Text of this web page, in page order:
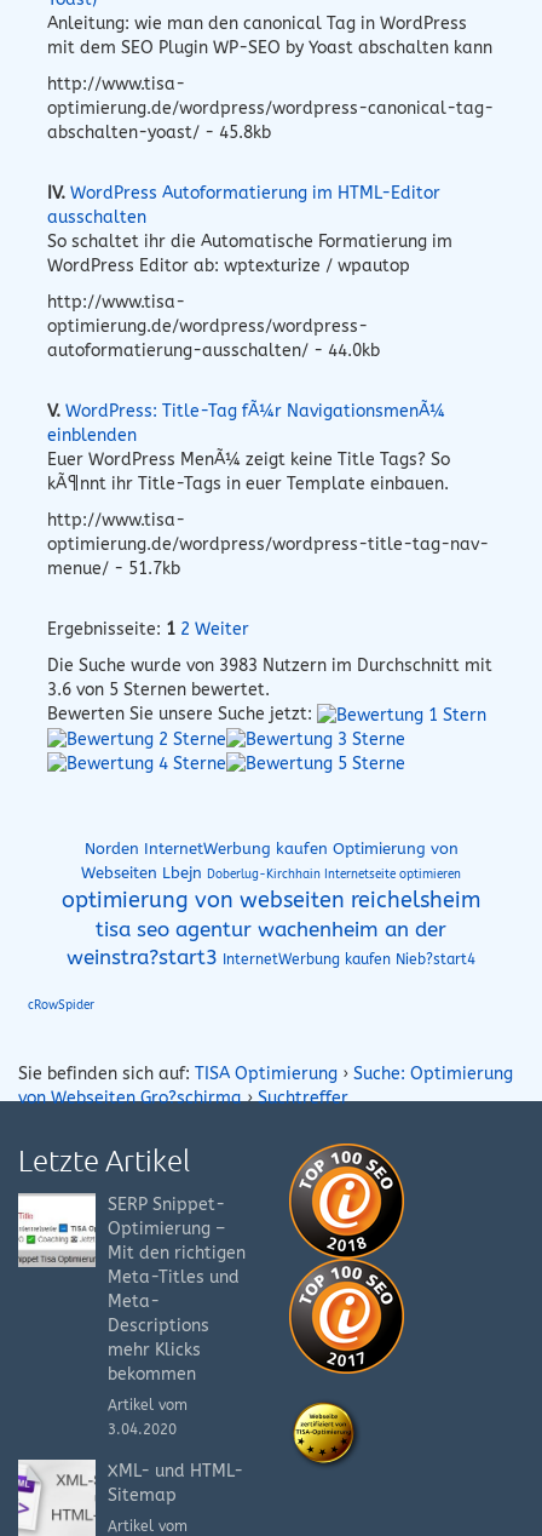
Anleitung: wie man den canonical Tag in WordPress
mit dem SEO Plugin WP-SEO by Yoast abschalten kann
http://www.tisa-
optimierung.de/wordpress/wordpress-canonical-tag-
abschalten-yoast/ - 45.8kb
IV. WordPress Autoformatierung im HTML-Editor
ausschalten
So schaltet ihr die Automatische Formatierung im
WordPress Editor ab: wptexturize / wpautop
http://www.tisa-
optimierung.de/wordpress/wordpress-
autoformatierung-ausschalten/ - 44.0kb
V. WordPress: Title-Tag fÃ¼r NavigationsmenÃ¼
einblenden
Euer WordPress MenÃ¼ zeigt keine Title Tags? So
kÃ¶nnt ihr Title-Tags in euer Template einbauen.
http://www.tisa-
optimierung.de/wordpress/wordpress-title-tag-nav-
menue/ - 51.7kb
Ergebnisseite: 1 2 Weiter
Die Suche wurde von 3983 Nutzern im Durchschnitt mit
3.6 von 5 Sternen bewertet.
Bewerten Sie unsere Suche jetzt:
Norden InternetWerbung kaufen Optimierung von
Webseiten Lbejn Doberlug-Kirchhain Internetseite optimieren
optimierung von webseiten reichelsheim
tisa seo agentur wachenheim an der
weinstra?start3
InternetWerbung kaufen Nieb?start4
cRowSpider
Sie befinden sich auf: TISA Optimierung › Suche: Optimierung
von Webseiten Gro?schirma›Suchtreffer
Letzte Artikel
SERP Snippet-
Optimierung –
Mit den richtigen
Meta-Titles und
Meta-
Descriptions
mehr Klicks
bekommen
Artikel vom
3.04.2020
XML- und HTML-
Sitemap
Artikel vom